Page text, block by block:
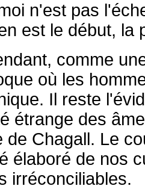
n'est pas
est le début, la
comme
où les
Il reste
étrange des
de Chagall. Le
élaboré de nos
irréconciliables.